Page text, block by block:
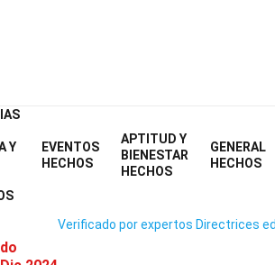
Y
EVENTOS
HECHOS
APTITUD Y
BIENESTAR
HECHOS
GENERAL
HECHOS
Computación En La
Verificado por expertos Directrices